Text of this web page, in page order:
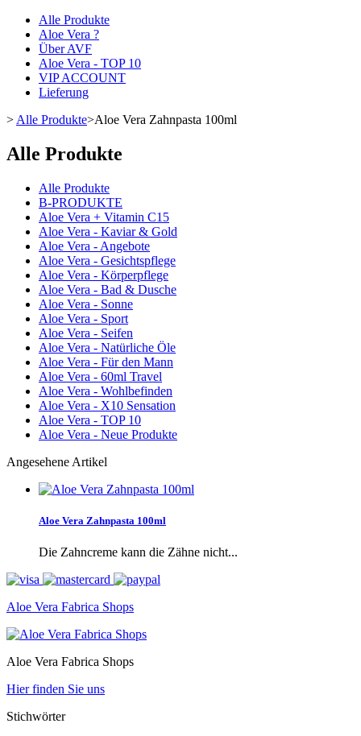
Alle Produkte
Aloe Vera ?
Über AVF
Aloe Vera - TOP 10
VIP ACCOUNT
Lieferung
> Alle Produkte>Aloe Vera Zahnpasta 100ml
Alle Produkte
Alle Produkte
B-PRODUKTE
Aloe Vera + Vitamin C15
Aloe Vera - Kaviar & Gold
Aloe Vera - Angebote
Aloe Vera - Gesichtspflege
Aloe Vera - Körperpflege
Aloe Vera - Bad & Dusche
Aloe Vera - Sonne
Aloe Vera - Sport
Aloe Vera - Seifen
Aloe Vera - Natürliche Öle
Aloe Vera - Für den Mann
Aloe Vera - 60ml Travel
Aloe Vera - Wohlbefinden
Aloe Vera - X10 Sensation
Aloe Vera - TOP 10
Aloe Vera - Neue Produkte
Angesehene Artikel
Aloe Vera Zahnpasta 100ml
Die Zahncreme kann die Zähne nicht...
Aloe Vera Fabrica Shops
Aloe Vera Fabrica Shops
Hier finden Sie uns
Stichwörter